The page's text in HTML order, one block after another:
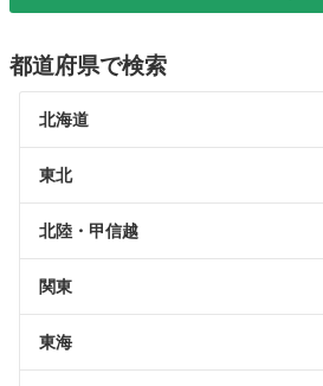
都道府県で検索
北海道
東北
北陸・甲信越
関東
東海